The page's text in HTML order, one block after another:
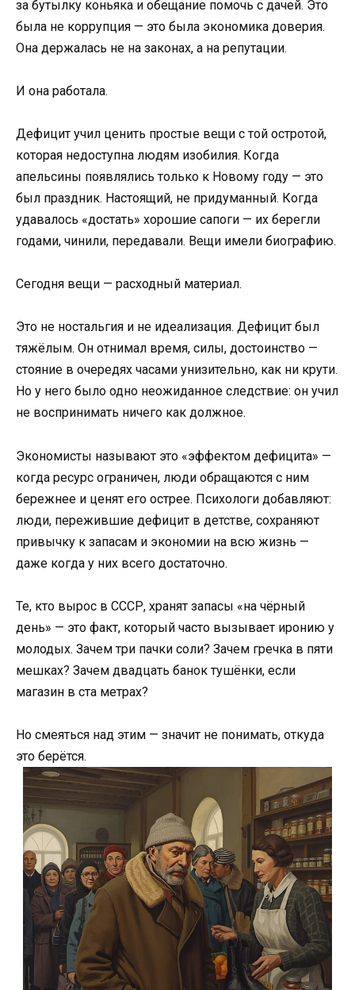
за бутылку коньяка и обещание помочь с дачей. Это
была не коррупция — это была экономика доверия.
Она держалась не на законах, а на репутации.
И она работала.
Дефицит учил ценить простые вещи с той остротой,
которая недоступна людям изобилия. Когда
апельсины появлялись только к Новому году — это
был праздник. Настоящий, не придуманный. Когда
удавалось «достать» хорошие сапоги — их берегли
годами, чинили, передавали. Вещи имели биографию.
Сегодня вещи — расходный материал.
Это не ностальгия и не идеализация. Дефицит был
тяжёлым. Он отнимал время, силы, достоинство —
стояние в очередях часами унизительно, как ни крути.
Но у него было одно неожиданное следствие: он учил
не воспринимать ничего как должное.
Экономисты называют это «эффектом дефицита» —
когда ресурс ограничен, люди обращаются с ним
бережнее и ценят его острее. Психологи добавляют:
люди, пережившие дефицит в детстве, сохраняют
привычку к запасам и экономии на всю жизнь —
даже когда у них всего достаточно.
Те, кто вырос в СССР, хранят запасы «на чёрный
день» — это факт, который часто вызывает иронию у
молодых. Зачем три пачки соли? Зачем гречка в пяти
мешках? Зачем двадцать банок тушёнки, если
магазин в ста метрах?
Но смеяться над этим — значит не понимать, откуда
это берётся.